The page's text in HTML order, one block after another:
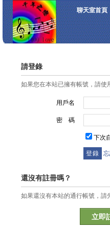
聊天室首頁
請登錄
如果您在本站已擁有帳號，請使
用戶名
密 碼
下次
還沒有註冊嗎？
如果還沒有本站的通行帳號，請
立即